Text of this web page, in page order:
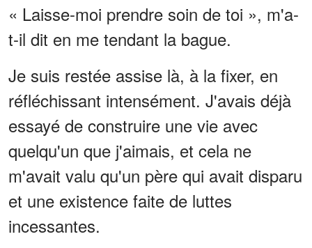
« Laisse-moi prendre soin de toi », m'a-
t-il dit en me tendant la bague.
Je suis restée assise là, à la fixer, en
réfléchissant intensément. J'avais déjà
essayé de construire une vie avec
quelqu'un que j'aimais, et cela ne
m'avait valu qu'un père qui avait disparu
et une existence faite de luttes
incessantes.